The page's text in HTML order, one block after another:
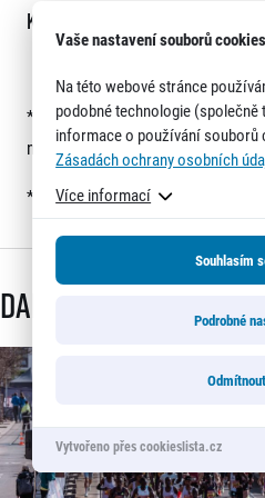
Kalendář závodů pro rok 2023
*Registrace pro štafetu nejsou
naše webové stránky pro nové
*Po kliknutí na obrázek se vám
Další články
Vaše nastavení souborů cookies
Na této webové stránce
podobné technologie (společně
informace o používání souborů
Zásadách ochrany osobních
Více informací
Souhlasím
Podrobné
Vytvořeno přes cookieslista.cz